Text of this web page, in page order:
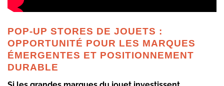
POP-UP STORES DE JOUETS :
OPPORTUNITÉ POUR LES MARQUES
ÉMERGENTES ET POSITIONNEMENT
DURABLE